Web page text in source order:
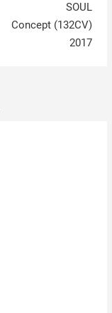
SOUL
Concept (132CV)
2017